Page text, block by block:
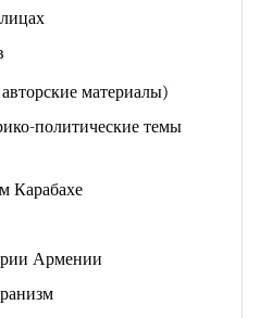
материалы)
политические темы
Карабахе
Армении